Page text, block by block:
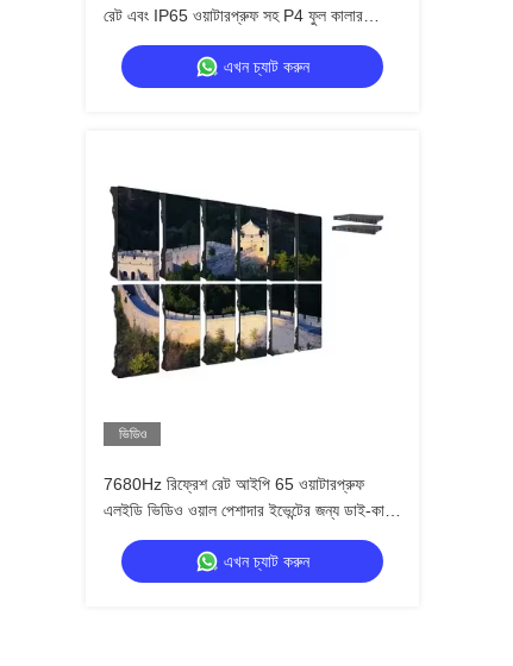
রেট এবং IP65 ওয়াটারপ্রুফ সহ P4 ফুল কালার
এলইডি আউটডোর ভাড়ার স্ক্রীন
এখন চ্যাট করুন
ভিডিও
7680Hz রিফ্রেশ রেট আইপি 65 ওয়াটারপ্রুফ
এলইডি ভিডিও ওয়াল পেশাদার ইভেন্টের জন্য ডাই-কাস্ট
অ্যালুমিনিয়াম ক্যাবিনেটের সাথে
এখন চ্যাট করুন